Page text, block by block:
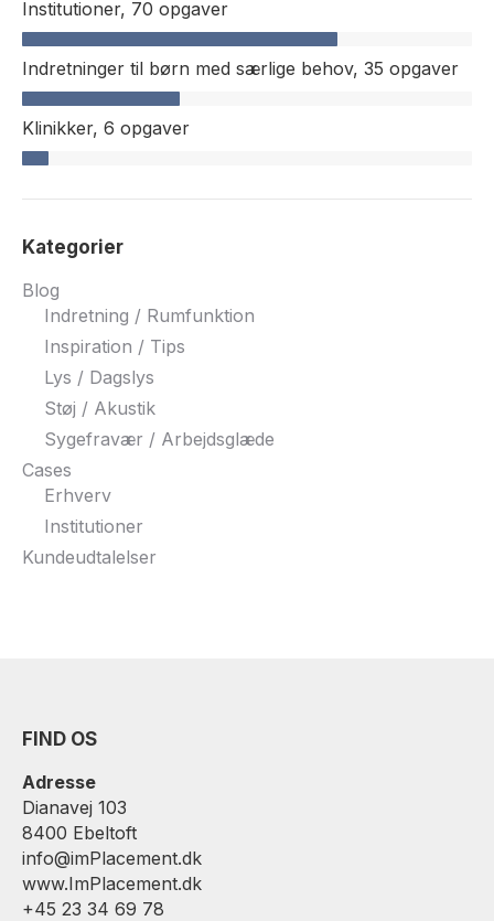
Institutioner, 70 opgaver
Indretninger til børn med særlige behov, 35 opgaver
Klinikker, 6 opgaver
Kategorier
Blog
Indretning / Rumfunktion
Inspiration / Tips
Lys / Dagslys
Støj / Akustik
Sygefravær / Arbejdsglæde
Cases
Erhverv
Institutioner
Kundeudtalelser
FIND OS
Adresse
Dianavej 103
8400 Ebeltoft
info@imPlacement.dk
www.ImPlacement.dk
+45 23 34 69 78